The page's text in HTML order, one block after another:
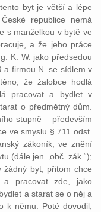
byt je větší a lépe
republice nemá
s manželkou v bytě ve
a že jeho práce
K. W. jako předsedou
a firmou N. se sídlem v
že žalobce hodlá
pracovat a bydlet v
o předmětný dům.
stupně – především
ve smyslu § 711 odst.
zákoník, ve znění
(dále jen „obč. zák.“);
žádný byt, přitom chce
a pracovat zde, jako
a starat se o něj a
k němu. Poté dovodil,